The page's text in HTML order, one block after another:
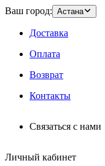
Ваш город: Астана
Доставка
Оплата
Возврат
Контакты
Связаться с нами
Личный кабинет